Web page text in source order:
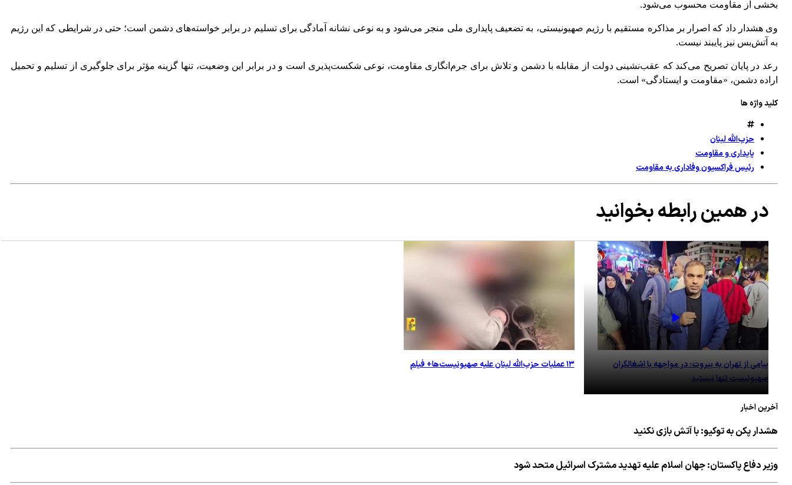
بخشی از مقاومت محسوب می‌شود.
وی هشدار داد که اصرار بر مذاکره مستقیم با رژیم صهیونیستی، به تضعیف پایداری ملی منجر می‌شود و به نوعی نشانه‌ آمادگی برای تسلیم در برابر خواسته‌های دشمن است؛ حتی در شرایطی که این رژیم
به آتش‌بس نیز پایبند نیست.
رعد در پایان تصریح می‌کند که عقب‌نشینی دولت از مقابله با دشمن و تلاش برای جرم‌انگاری مقاومت، نوعی شکست‌پذیری است و در برابر این وضعیت، تنها گزینه مؤثر برای جلوگیری از تسلیم و تحمیل
اراده دشمن، «مقاومت و ایستادگی» است.
کلید واژه ها
حزب‌الله لبنان
پایداری و مقاومت
رئیس فراکسیون وفاداری به مقاومت
در همین رابطه بخوانید
پیامی از تهران به بیروت: در مواجهه با اشغالگران
صهیونیست‌ تنها نیستید
۱۳ عملیات حزب‌الله لبنان علیه صهیونیست‌ها+ فیلم
آخرین اخبار
هشدار پکن به توکیو: با آتش بازی نکنید
وزیر دفاع پاکستان: جهان اسلام علیه تهدید مشترک اسرائیل متحد شود